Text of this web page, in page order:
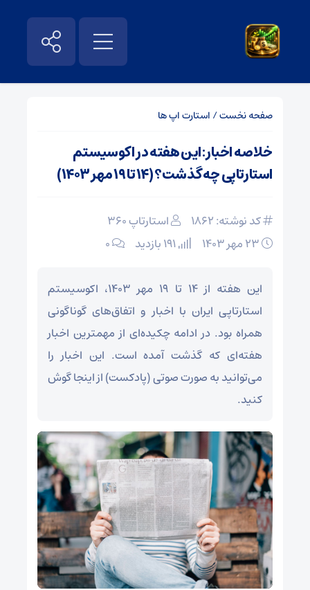
صفحه نخست/ استارت اپ ها
خلاصه اخبار: این هفته در اکوسیستم
استارتاپی چه گذشت؟ (۱۴ تا ۱۹ مهر ۱۴۰۳)
کد نوشته: 1862
استارتاپ ۳۶۰
۰
این هفته از ۱۴ تا ۱۹ مهر ۱۴۰۳، اکوسیستم
استارتاپی ایران با اخبار و اتفاق‌های گوناگونی
همراه بود. در ادامه چکیده‌ای از مهمترین اخبار
هفته‌ای که گذشت آمده است. این اخبار را
می‌توانید به صورت صوتی (پادکست) از اینجا گوش
کنید.